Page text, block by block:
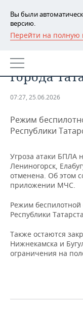
Вы были
версию.
Перейти на полную
РЕГИОНЫ
БАШКОРТОСТАН
ТАТАРСТАН
НОВОСТИ
АНАЛИТИКА
ДЕКЛАРАЦИИ О
КОРОЛИ
ВУЗЫ
ТОРГОВЫЕ
ТАТАРСТАНА
НОВОСТИ
ФИНАНСЫ
БАНКИ
ИНВЕСТИЦИИ
НОВОСТИ
АГРОПРОМ
НЕФТЕХИМИЯ
НЕФТЬ
ЭНЕРГЕТИКА
НЕДВИЖИМОСТЬ
НОВОСТИ
АВТО
НОВОСТИ
РОЗНИЧНАЯ
НОВОСТИ
МЕРОПРИЯТИЯ
Угроза
города
07:27, 25.06.2026
Режим
Республики
Угроза атаки БПЛА
Лениногорск,
отменена. Об этом
приложении МЧС.
Режим беспилотной
Республики
Также остаются
Нижнекамска и
ограничения на